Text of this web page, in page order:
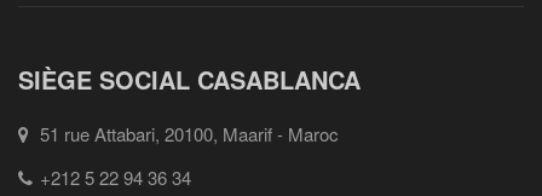
SIÈGE SOCIAL CASABLANCA
51 rue Attabari, 20100, Maarif - Maroc
+212 5 22 94 36 34